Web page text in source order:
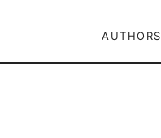
AUTHORS